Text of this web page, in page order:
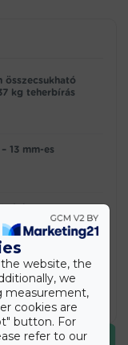
összecsukható
kg teherbírás
13 mm-es
és
(BBD)
oktató
website, the
we
measurement,
cookies are
button. For
refer to our